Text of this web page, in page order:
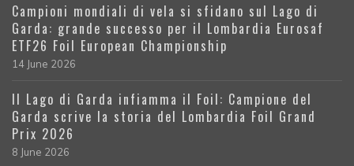
Campioni mondiali di vela si sfidano sul Lago di
Garda: grande successo per il Lombardia Eurosaf
ETF26 Foil European Championship
14 June 2026
Il Lago di Garda infiamma il Foil: Campione del
Garda scrive la storia del Lombardia Foil Grand
Prix 2026
8 June 2026